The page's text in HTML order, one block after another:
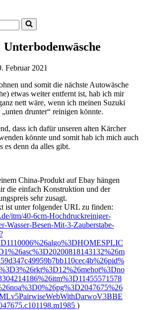
Februar 2021
und somit die nächste Autowäsche
etwas weiter entfernt ist, hab ich mir
nett wäre, wenn ich meinen Suzuki
drunter“ reinigen könnte.
dass ich dafür unseren alten Kärcher
könnte und somit hab ich mich auch
es denn da alles gibt.
China-Produkt auf Ebay hängen
die einfach Konstruktion und der
sehr zusagt.
ist unter folgender URL zu finden:
itm/40-6cm-Hochdruckreiniger-
Wasser-Besen-Mit-3-Zauberstabe-
)